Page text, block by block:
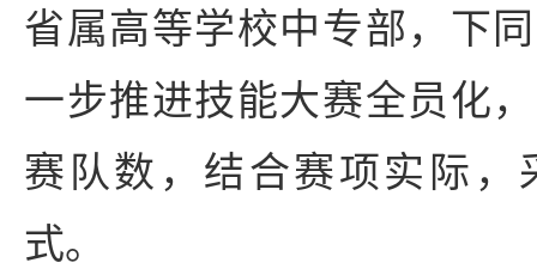
省属高等学校中专部，下
一步推进技能大赛全员化
赛队数，结合赛项实际，
式。